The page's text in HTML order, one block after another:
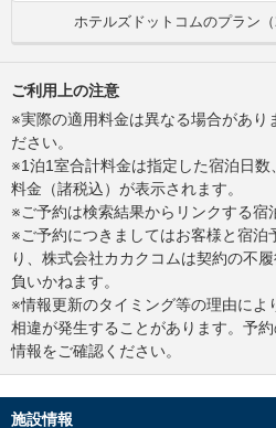
ホテルズドットコムのプラン
ご利用上の注意
※実際の適用料金は異なる場合があり
ださい。
※1泊1室合計料金は指定した宿泊日
料金（諸税込）が表示されます。
※ご予約は検索結果からリンクする宿
※ご予約につきましてはお客様と宿泊
り、株式会社カカクコムは契約の不
負いかねます。
※情報更新のタイミング等の理由によ
相違が発生することがあります。予
情報をご確認ください。
施設情報